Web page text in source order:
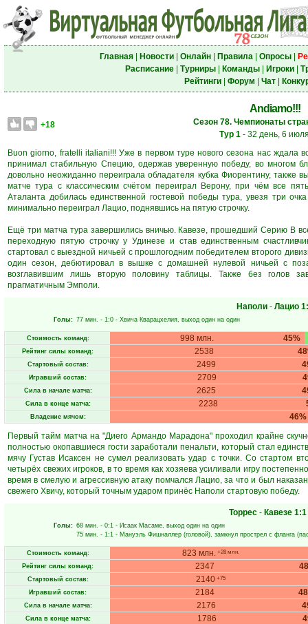
Главная| Новости| Онлайн| Правила| Опросы|
Расписание| Турниры| Команды| Игроки|
Рейтинги| Форум Чат|
Andiamo!!!
+18
Сезон 78. Чемпионаты
Тур 1 - 32 день, 6
Buon giorno, fratelli italiani!!! Уже в первом туре нового сезона нас
принимал стабильную Специю, одержав уверенную победу, во многом
довольно неожиданно переиграла обладателя кубка Фиорентину, также
матче тура с классическим счётом переиграл Верону, при чём все
Аталанта добилась единственной гостевой победы тура, увезя три
минимально переиграл Лацио, поднявшись на пятую строчку.
Ещё три матча тура завершились вничью. Кавезе, прошедший Серию В
переходную пятую строчку у Удинезе и став единственным
стартовал с выездной ничьей с прошлогодним победителем второго
один сезон, дебютировал в вышке с домашней нулевой ничьей с
возглавившим лишь вторую половину таблицы. Также без голов
прагматичным Эмполи.
Наполи - Лацио
Голы: 77 мин. - 1:0 - Хвича Кварацхелия, выход один на один
Стоимость команд: 45%
998 млн.
Рейтинг силы команд: 2538
Стартовый состав: 2499
Игравший состав: 2709
Сила в начале матча: 2625
Сила в конце матча: 2238
Владение мячом:
46%
Первый тайм матча на "Диего Армандо Марадона" проходил крайне
полностью окопавшиеся гости заработали пенальти, который стал
мячу Густав Исаксен не сумел реализовать удар с точки. Со стартом
четырёх свежих игроков, в то время как хозяева усиливали игру
время в смелую и агрессивную атаку помчался Лацио, за что и был
свежего Хвичу, который точным ударом принёс Наполи стартовую победу.
Торрес - Кавезе 1:1
Голы: 68 мин. - 0:1 - Исаак Масаме, выход один на один
75 мин. - 1:1 - Мануэль Фишналлер (головой), замкнул прострел с фланга
Стоимость команд: 823 млн. +28 млн.
Рейтинг силы команд: 2347
Стартовый состав: 2140 +75
Игравший состав: 2184
Сила в начале матча: 2176
Сила в конце матча: 1786